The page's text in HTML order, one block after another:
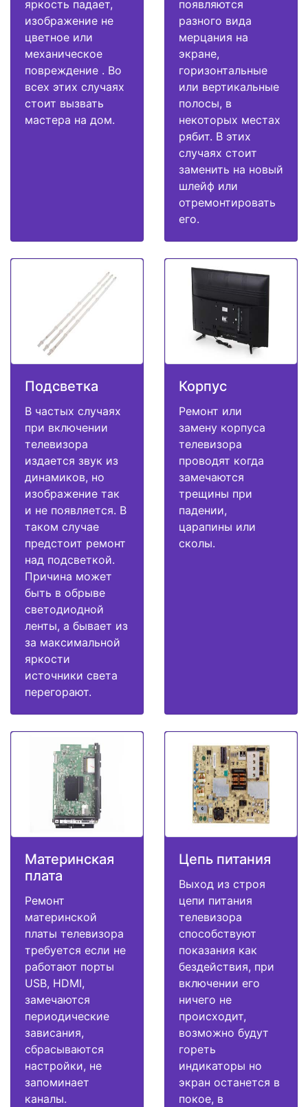
яркость падает,
изображение не
цветное или
механическое
повреждение . Во
всех этих случаях
стоит вызвать
мастера на дом.
появляются
разного вида
мерцания на
экране,
горизонтальные
или вертикальные
полосы, в
некоторых местах
рябит. В этих
случаях стоит
заменить на новый
шлейф или
отремонтировать
его.
Подсветка
В частых случаях
при включении
телевизора
издается звук из
динамиков, но
изображение так
и не появляется. В
таком случае
предстоит ремонт
над подсветкой.
Причина может
быть в обрыве
светодиодной
ленты, а бывает из
за максимальной
яркости
источники света
перегорают.
Корпус
Ремонт или
замену корпуса
телевизора
проводят когда
замечаются
трещины при
падении,
царапины или
сколы.
Материнская
плата
Ремонт
материнской
платы телевизора
требуется если не
работают порты
USB, HDMI,
замечаются
периодические
зависания,
сбрасываются
настройки, не
запоминает
каналы.
Цепь питания
Выход из строя
цепи питания
телевизора
способствуют
показания как
бездействия, при
включении его
ничего не
происходит,
возможно будут
гореть
индикаторы но
экран останется в
покое, в